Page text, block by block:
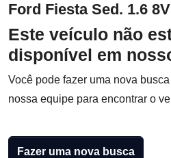
Ford Fiesta Sed. 1.6
Este veículo não
disponível em
Você pode fazer uma nova
nossa equipe para encontrar o
Fazer uma nova busca